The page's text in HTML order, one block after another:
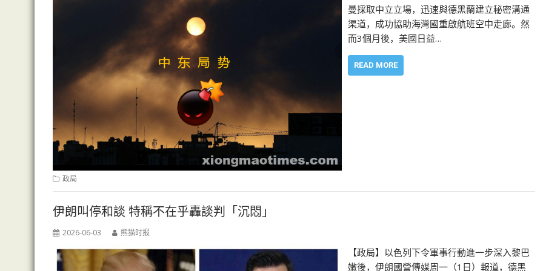
曼採取中立立場，迅速與德黑蘭建立秘密溝通
渠道，成功協助海灣國重啟航班空中走廊。然
而3個月後，美國日益…
READ MORE
政局
伊朗叫停和談 特稱不在乎轟談判「沉悶」
2026-06-03 熊猫时报
【政局】以色列下令軍事行動進一步深入黎巴
嫩後，伊朗國營傳媒周一（1日）報道，德黑